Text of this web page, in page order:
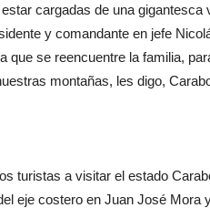
cargadas de una
y comandante en jefe
que se reencuentre la familia,
montañas, les digo,
turistas a visitar el estado
eje costero en Juan José